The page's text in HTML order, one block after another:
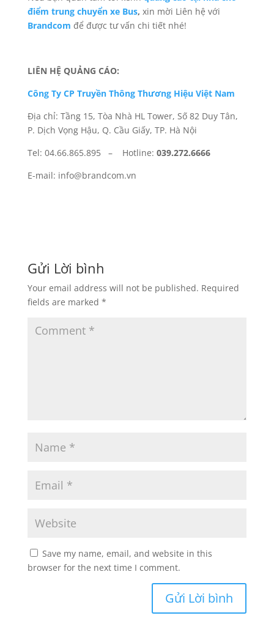
điểm trung chuyển xe Bus, xin mời Liên hệ với
Brandcom để được tư vấn chi tiết nhé!
LIÊN HỆ QUẢNG CÁO:
Công Ty CP Truyền Thông Thương Hiệu Việt Nam
Địa chỉ: Tầng 15, Tòa Nhà HL Tower, Số 82 Duy Tân,
P. Dịch Vọng Hậu, Q. Cầu Giấy, TP. Hà Nội
Tel: 04.66.865.895 – Hotline: 039.272.6666
E-mail: info@brandcom.vn
Gửi Lời bình
Your email address will not be published. Required
fields are marked *
Save my name, email, and website in this
browser for the next time I comment.